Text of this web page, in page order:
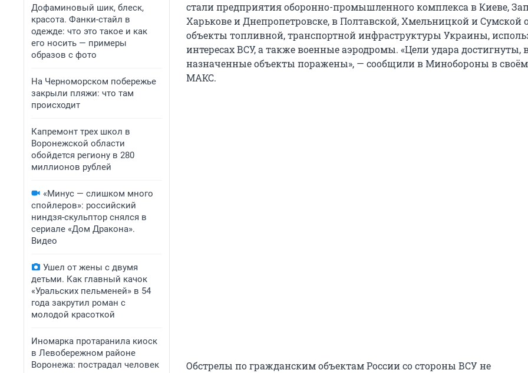
Дофаминовый шик, блеск,
красота. Фанки-стайл в
одежде: что это такое и как
его носить — примеры
образов с фото
На Черноморском побережье
закрыли пляжи: что там
происходит
Капремонт трех школ в
Воронежской области
обойдется региону в 280
миллионов рублей
«Минус — слишком много
спойлеров»: российский
ниндзя-скульптор снялся в
сериале «Дом Дракона».
Видео
Ушел от жены с двумя
детьми. Как главный качок
«Уральских пельменей» в 54
года закрутил роман с
молодой красоткой
Иномарка протаранила киоск
в Левобережном районе
Воронежа: пострадал человек
стали предприятия оборонно-промышленного комплекса в Киеве,
Харькове и Днепропетровске, в Полтавской, Хмельницкой и Сумской
объекты топливной, транспортной инфраструктуры Украины,
интересах ВСУ, а также военные аэродромы. «Цели удара достигнуты,
назначенные объекты поражены», — сообщили в Минобороны в
МАКС.
Обстрелы по гражданским объектам России со стороны ВСУ не